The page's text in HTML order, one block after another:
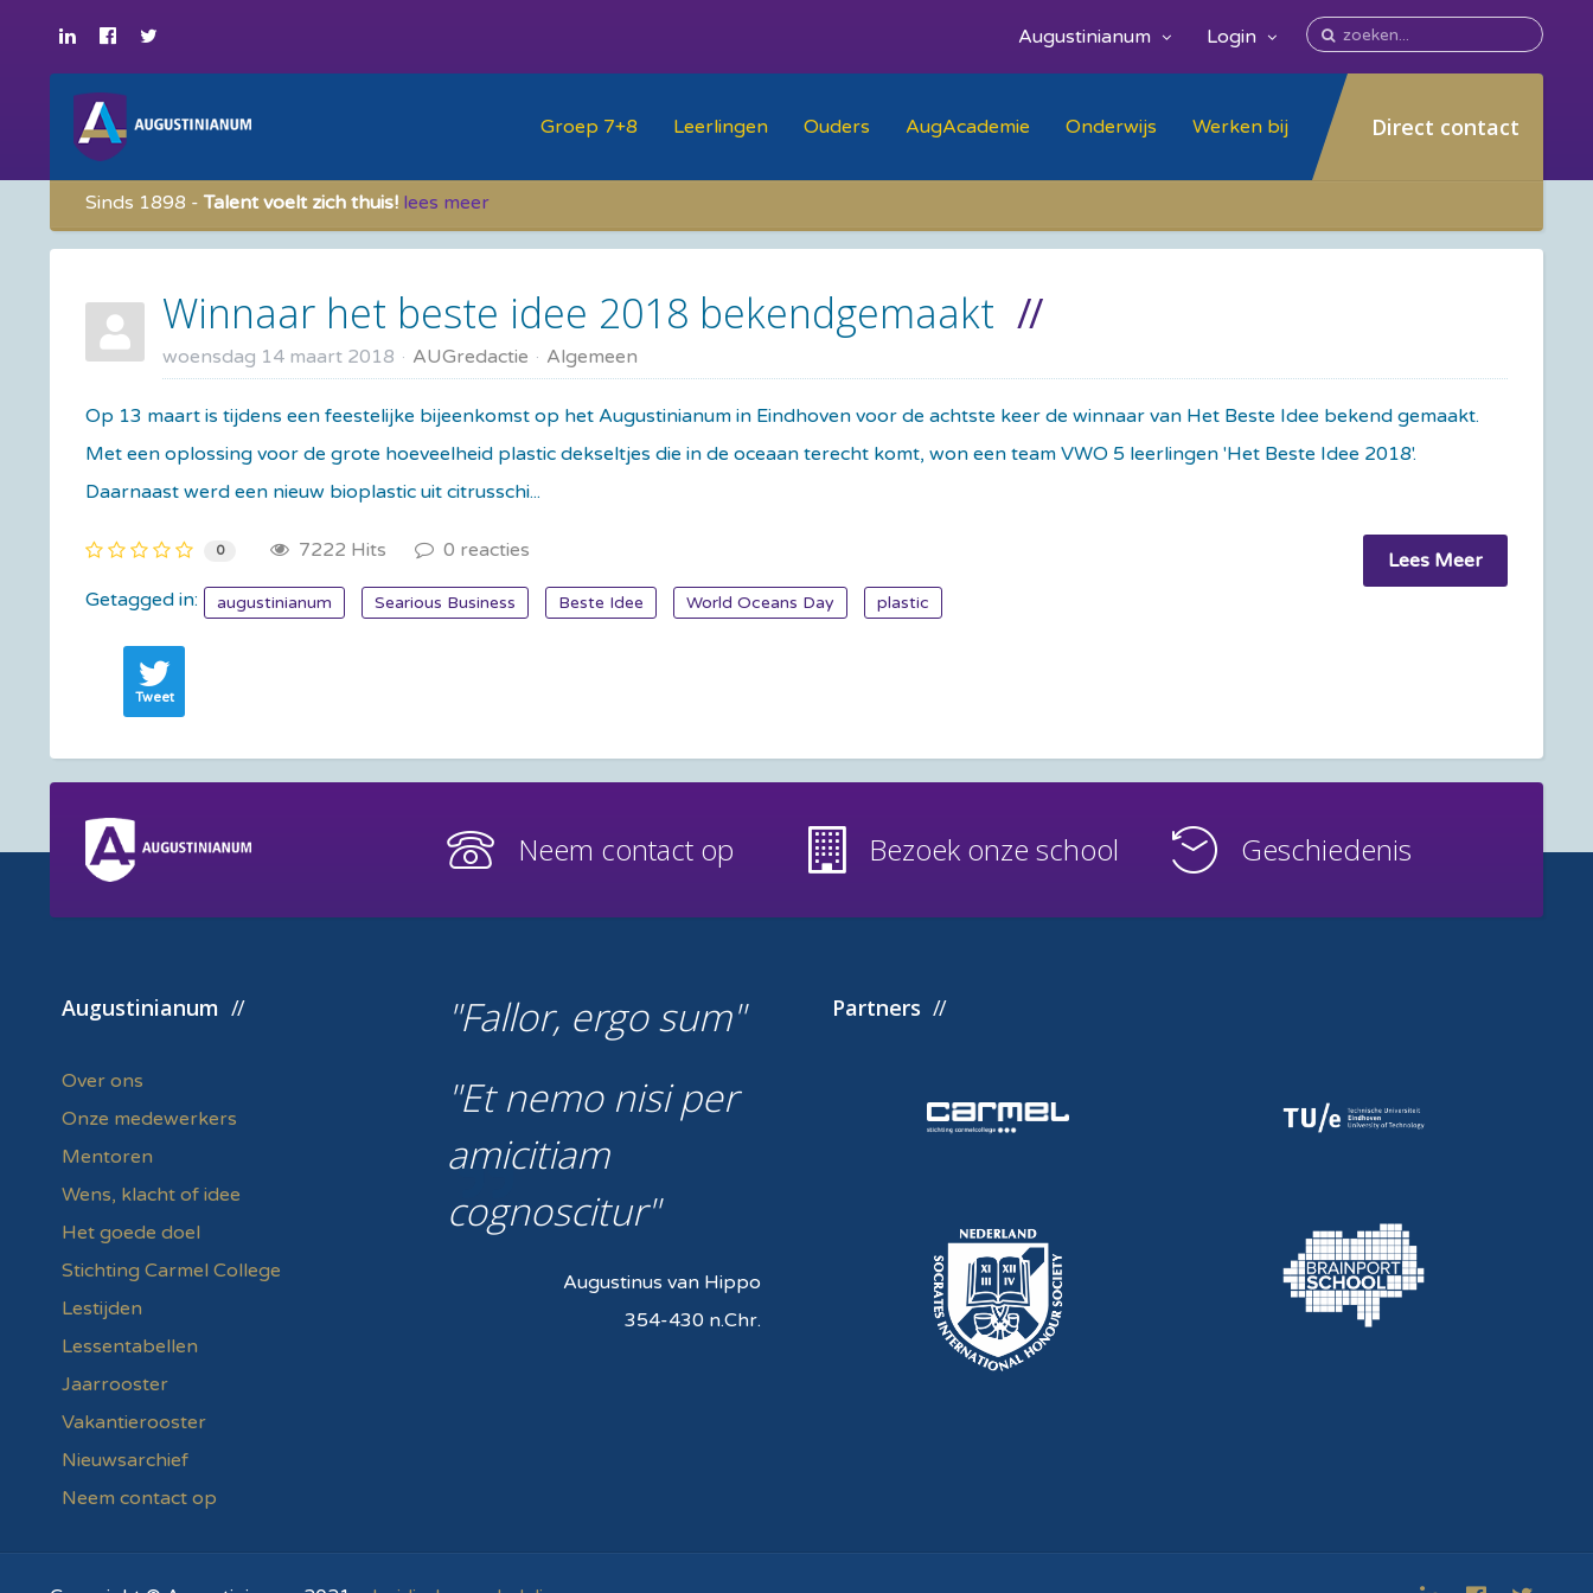
Login
Augustinianum
Groep 7+8 Leerlingen Ouders AugAcademie Onderwijs Werken bij Direct contact
Sinds 1898 -Talent voelt zich thuis! lees meer
Winnaar het beste idee 2018 bekendgemaakt
woensdag 14 maart 2018 AUGredactie Algemeen
​Op 13 maart is tijdens een feestelijke bijeenkomst op het Augustinianum in Eindhoven voor de achtste keer de winnaar van Het Beste Idee bekend gemaakt.
Met een oplossing voor de grote hoeveelheid plastic dekseltjes die in de oceaan terecht komt, won een team VWO 5 leerlingen 'Het Beste Idee 2018'.
Daarnaast werd een nieuw bioplastic uit citrusschi...
Lees Meer
0 7222 Hits 0 reacties
Getagged in: augustinianum Searious Business Beste Idee World Oceans Day plastic
Tweet
Neem contact op Bezoek onze school Geschiedenis
Augustinianum
Over ons
Onze medewerkers
Mentoren
Wens, klacht of idee
Het goede doel
Stichting Carmel College
Lestijden
Lessentabellen
Jaarrooster
Vakantierooster
Nieuwsarchief
Neem contact op
Fallor, ergo sum
Et nemo nisi per
amicitiam
cognoscitur
Augustinus van Hippo
354-430 n.Chr.
Partners